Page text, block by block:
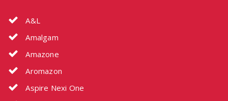
A&L
Amalgam
Amazone
Aromazon
Aspire Nexi One